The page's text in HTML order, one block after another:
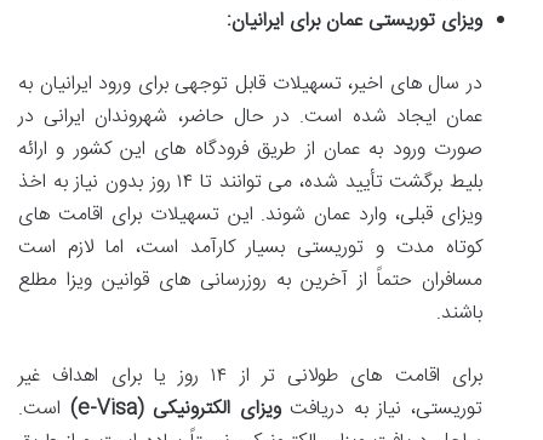
ویزای توریستی عمان برای ایرانیان:
در سال های اخیر، تسهیلات قابل توجهی برای ورود ایرانیان به
عمان ایجاد شده است. در حال حاضر، شهروندان ایرانی در
صورت ورود به عمان از طریق فرودگاه های این کشور و ارائه
بلیط برگشت تأیید شده، می توانند تا ۱۴ روز بدون نیاز به اخذ
ویزای قبلی، وارد عمان شوند. این تسهیلات برای اقامت های
کوتاه مدت و توریستی بسیار کارآمد است، اما لازم است
مسافران حتماً از آخرین به روزرسانی های قوانین ویزا مطلع
باشند.
برای اقامت های طولانی تر از ۱۴ روز یا برای اهداف غیر
توریستی، نیاز به دریافتویزای الکترونیکی (e-Visa)
است.